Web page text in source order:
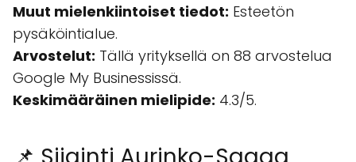
Muut mielenkiintoiset tiedot: Esteetön
pysäköintialue.
Arvostelut: Tällä yrityksellä on 88 arvostelua
Google My Businessissä.
Keskimääräinen mielipide: 4.3/5.